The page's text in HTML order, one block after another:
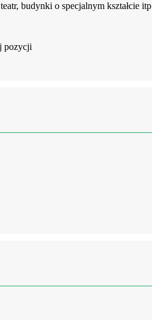
budynki o specjalnym kształcie itp
pozycji